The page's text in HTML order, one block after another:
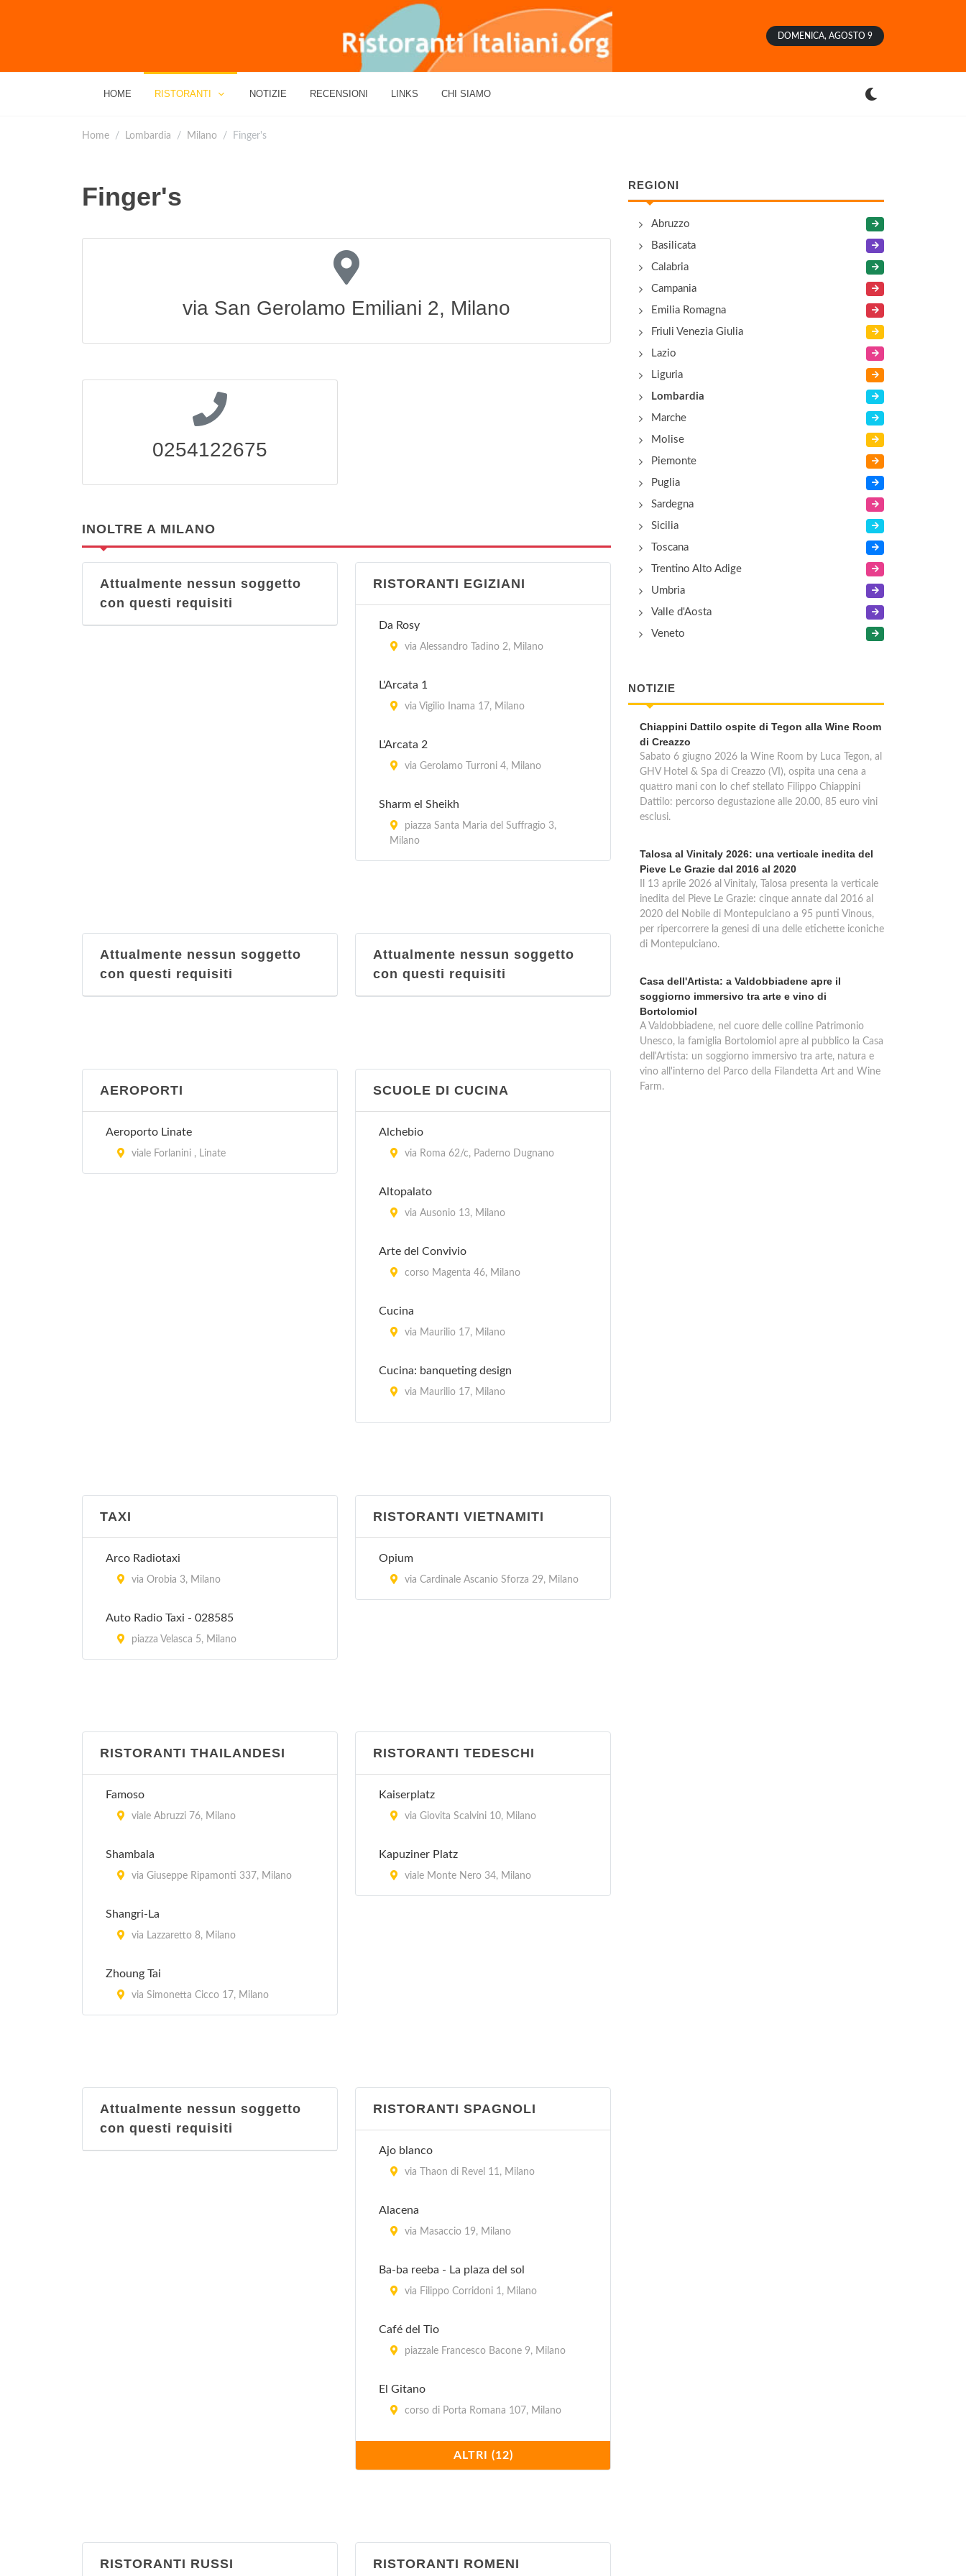
DOMENICA, AGOSTO 9
HOME RISTORANTI NOTIZIE RECENSIONI LINKS CHI SIAMO
Home Lombardia Milano Finger's
Finger's
via San Gerolamo Emiliani 2, Milano
0254122675
INOLTRE A MILANO
Attualmente nessun soggetto
con questi requisiti
RISTORANTI EGIZIANI
Da Rosy
via Alessandro Tadino 2, Milano
L'Arcata 1
via Vigilio Inama 17, Milano
L'Arcata 2
via Gerolamo Turroni 4, Milano
Sharm el Sheikh
piazza Santa Maria del Suffragio 3,
Milano
Attualmente nessun soggetto
con questi requisiti
Attualmente nessun soggetto
con questi requisiti
AEROPORTI
Aeroporto Linate
viale Forlanini , Linate
SCUOLE DI CUCINA
Alchebio
via Roma 62/c, Paderno Dugnano
Altopalato
via Ausonio 13, Milano
Arte del Convivio
corso Magenta 46, Milano
Cucina
via Maurilio 17, Milano
Cucina: banqueting design
via Maurilio 17, Milano
via Carlo Farini 70, Milano
TAXI
Arco Radiotaxi
via Orobia 3, Milano
Auto Radio Taxi - 028585
piazza Velasca 5, Milano
RISTORANTI VIETNAMITI
Opium
via Cardinale Ascanio Sforza 29, Milano
RISTORANTI THAILANDESI
Famoso
viale Abruzzi 76, Milano
Shambala
via Giuseppe Ripamonti 337, Milano
Shangri-La
via Lazzaretto 8, Milano
Zhoung Tai
via Simonetta Cicco 17, Milano
RISTORANTI TEDESCHI
Kaiserplatz
via Giovita Scalvini 10, Milano
Kapuziner Platz
viale Monte Nero 34, Milano
Attualmente nessun soggetto
con questi requisiti
RISTORANTI SPAGNOLI
Ajo blanco
via Thaon di Revel 11, Milano
Alacena
via Masaccio 19, Milano
Ba-ba reeba - La plaza del sol
via Filippo Corridoni 1, Milano
Café del Tio
piazzale Francesco Bacone 9, Milano
El Gitano
corso di Porta Romana 107, Milano
via Ruggero Bonghi 12, Milano
Moretti) 32, Milano
ALTRI (12)
RISTORANTI RUSSI RISTORANTI ROMENI
REGIONI
Abruzzo
Basilicata
Calabria
Campania
Emilia Romagna
Friuli Venezia Giulia
Lazio
Liguria
Lombardia
Marche
Molise
Piemonte
Puglia
Sardegna
Sicilia
Toscana
Trentino Alto Adige
Umbria
Valle d'Aosta
Veneto
NOTIZIE
Chiappini Dattilo ospite di Tegon alla Wine Room
di Creazzo
Sabato 6 giugno 2026 la Wine Room by Luca Tegon, al
GHV Hotel & Spa di Creazzo (VI), ospita una cena a
quattro mani con lo chef stellato Filippo Chiappini
Dattilo: percorso degustazione alle 20.00, 85 euro vini
esclusi.
Talosa al Vinitaly 2026: una verticale inedita del
Pieve Le Grazie dal 2016 al 2020
Il 13 aprile 2026 al Vinitaly, Talosa presenta la verticale
inedita del Pieve Le Grazie: cinque annate dal 2016 al
2020 del Nobile di Montepulciano a 95 punti Vinous,
per ripercorrere la genesi di una delle etichette iconiche
di Montepulciano.
Casa dell'Artista: a Valdobbiadene apre il
soggiorno immersivo tra arte e vino di
Bortolomiol
A Valdobbiadene, nel cuore delle colline Patrimonio
Unesco, la famiglia Bortolomiol apre al pubblico la Casa
dell'Artista: un soggiorno immersivo tra arte, natura e
vino all'interno del Parco della Filandetta Art and Wine
Farm.